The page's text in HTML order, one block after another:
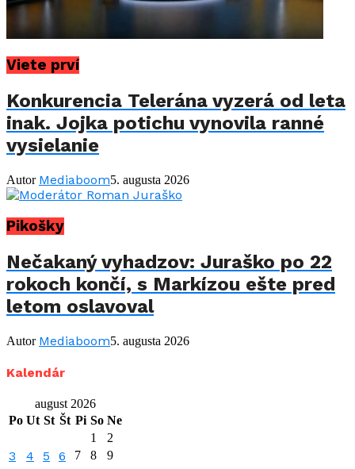
Viete prví
Konkurencia Telerána vyzerá od leta
inak. Jojka potichu vynovila ranné
vysielanie
Autor Mediaboom5. augusta 2026
Pikošky
Nečakaný vyhadzov: Juraško po 22
rokoch končí, s Markízou ešte pred
letom oslavoval
Autor Mediaboom5. augusta 2026
Kalendár
august 2026
Po Ut St Št Pi So Ne
1
2
3 4 5 6 7 8
9